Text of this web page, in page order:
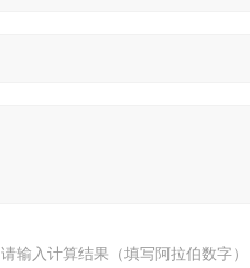
请输入计算结果（填写阿拉伯数字